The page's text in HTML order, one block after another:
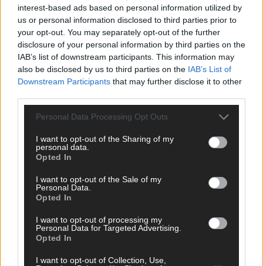
interest-based ads based on personal information utilized by
us or personal information disclosed to third parties prior to
your opt-out. You may separately opt-out of the further
disclosure of your personal information by third parties on the
IAB’s list of downstream participants. This information may
also be disclosed by us to third parties on the IAB’s List of
Downstream Participants that may further disclose it to other
Personal Data Processing Opt Outs
I want to opt-out of the Sharing of my
personal data.
Opted In
I want to opt-out of the Sale of my
Personal Data.
Opted In
I want to opt-out of processing my
Personal Data for Targeted Advertising.
Opted In
I want to opt-out of Collection, Use,
AD